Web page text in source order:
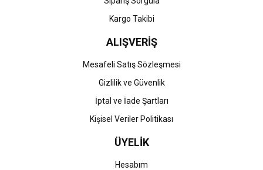
Kargo Takibi
ALIŞVERİŞ
Mesafeli Satış Sözleşmesi
Gizlilik ve Güvenlik
İptal ve İade Şartları
Kişisel Veriler Politikası
ÜYELİK
Hesabım